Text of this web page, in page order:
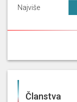
Najviše
Članstva